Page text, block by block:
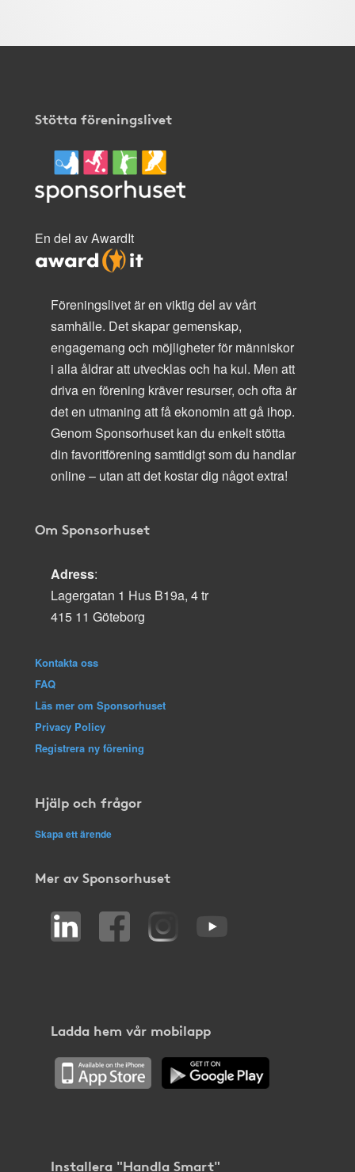
Stötta föreningslivet
En del av AwardIt
Föreningslivet är en viktig del av vårt
samhälle. Det skapar gemenskap,
engagemang och möjligheter för människor
i alla åldrar att utvecklas och ha kul. Men att
driva en förening kräver resurser, och ofta är
det en utmaning att få ekonomin att gå ihop.
Genom Sponsorhuset kan du enkelt stötta
din favoritförening samtidigt som du handlar
online – utan att det kostar dig något extra!
Om Sponsorhuset
Adress:
Lagergatan 1 Hus B19a, 4 tr
415 11 Göteborg
Kontakta oss
FAQ
Läs mer om Sponsorhuset
Privacy Policy
Registrera ny förening
Hjälp och frågor
Skapa ett ärende
Mer av Sponsorhuset
Ladda hem vår mobilapp
Installera "Handla Smart"